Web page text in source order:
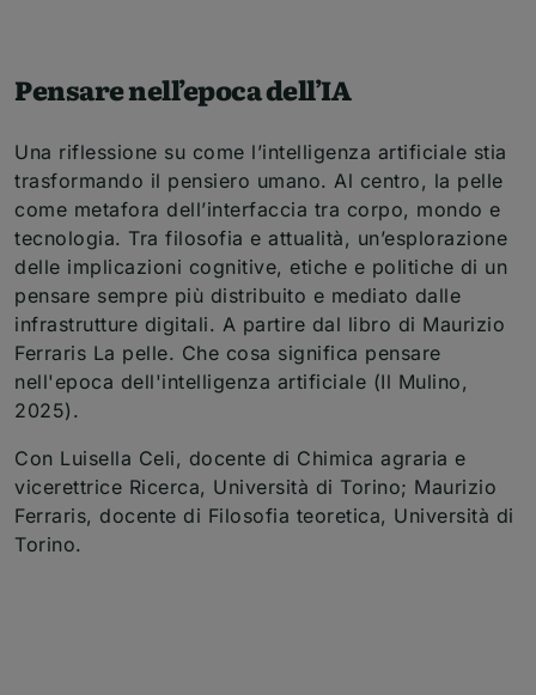
Pensare nell’epoca dell’IA
Una riflessione su come l’intelligenza artificiale stia
trasformando il pensiero umano. Al centro, la pelle
come metafora dell’interfaccia tra corpo, mondo e
tecnologia. Tra filosofia e attualità, un’esplorazione
delle implicazioni cognitive, etiche e politiche di un
pensare sempre più distribuito e mediato dalle
infrastrutture digitali. A partire dal libro di Maurizio
Ferraris La pelle. Che cosa significa pensare
nell'epoca dell'intelligenza artificiale (Il Mulino,
2025).
Con Luisella Celi, docente di Chimica agraria e
vicerettrice Ricerca, Università di Torino; Maurizio
Ferraris, docente di Filosofia teoretica, Università di
Torino.